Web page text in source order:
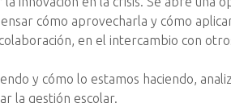
cómo aprovecharla y cómo
en el intercambio con
y cómo lo estamos haciendo,
la gestión escolar.